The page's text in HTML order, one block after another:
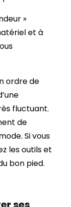
»
et à
ordre de
fluctuant.
de
Si vous
les outils et
bon pied.